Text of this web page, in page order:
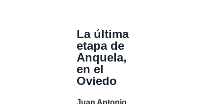
La última
etapa de
Anquela,
en el
Oviedo
Juan Antonio